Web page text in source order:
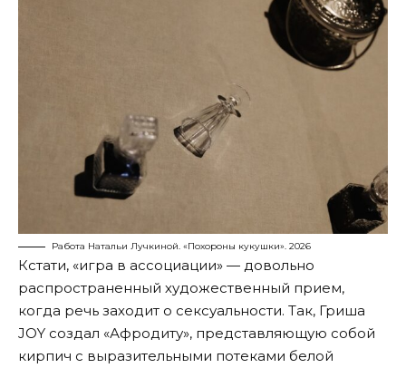
Работа Натальи Лучкиной. «Похороны кукушки». 2026
Кстати, «игра в ассоциации» — довольно
распространенный художественный прием,
когда речь заходит о сексуальности. Так, Гриша
JOY создал «Афродиту», представляющую собой
кирпич с выразительными потеками белой